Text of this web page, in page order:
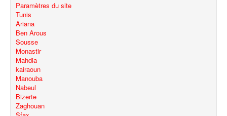
Paramètres du site
Tunis
Ariana
Ben Arous
Sousse
Monastir
Mahdia
kairaoun
Manouba
Nabeul
Bizerte
Zaghouan